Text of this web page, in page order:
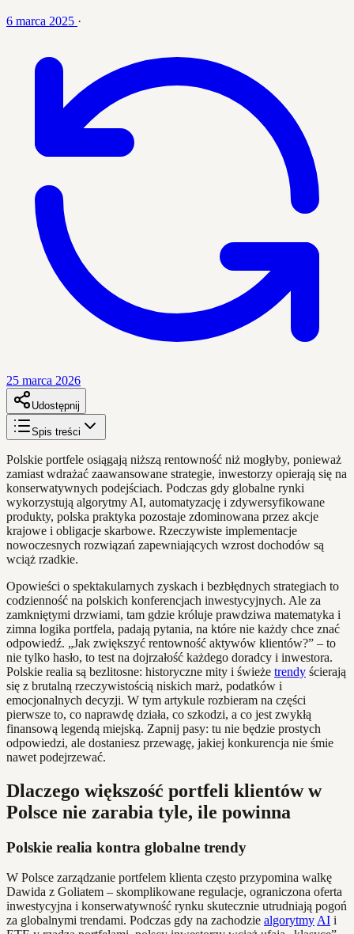
6 marca 2025 ·
25 marca 2026
Udostępnij
Spis treści
Polskie portfele osiągają niższą rentowność niż mogłyby, ponieważ
zamiast wdrażać zaawansowane strategie, inwestorzy opierają się na
konserwatywnych podejściach. Podczas gdy globalne rynki
wykorzystują algorytmy AI, automatyzację i zdywersyfikowane
produkty, polska praktyka pozostaje zdominowana przez akcje
krajowe i obligacje skarbowe. Rzeczywiste implementacje
nowoczesnych rozwiązań zapewniających wzrost dochodów są
wciąż rzadkie.
Opowieści o spektakularnych zyskach i bezbłędnych strategiach to
codzienność na polskich konferencjach inwestycyjnych. Ale za
zamkniętymi drzwiami, tam gdzie króluje prawdziwa matematyka i
zimna logika portfela, padają pytania, na które nie każdy chce znać
odpowiedź. „Jak zwiększyć rentowność aktywów klientów?” – to
nie tylko hasło, to test na dojrzałość każdego doradcy i inwestora.
Polskie realia są bezlitosne: historyczne mity i świeże trendy ścierają
się z brutalną rzeczywistością niskich marż, podatków i
emocjonalnych decyzji. W tym artykule rozbieram na części
pierwsze to, co naprawdę działa, co szkodzi, a co jest zwykłą
finansową legendą miejską. Zapnij pasy: tu nie będzie prostych
odpowiedzi, ale dostaniesz przewagę, jakiej konkurencja nie śmie
nawet podejrzewać.
Dlaczego większość portfeli klientów w
Polsce nie zarabia tyle, ile powinna
Polskie realia kontra globalne trendy
W Polsce zarządzanie portfelem klienta często przypomina walkę
Dawida z Goliatem – skomplikowane regulacje, ograniczona oferta
inwestycyjna i konserwatywność rynku skutecznie utrudniają pogoń
za globalnymi trendami. Podczas gdy na zachodzie algorytmy AI i